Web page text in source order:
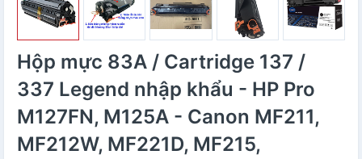
Hộp mực 83A / Cartridge 137 /
337 Legend nhập khẩu - HP Pro
M127FN, M125A - Canon MF211,
MF212W, MF221D, MF215,